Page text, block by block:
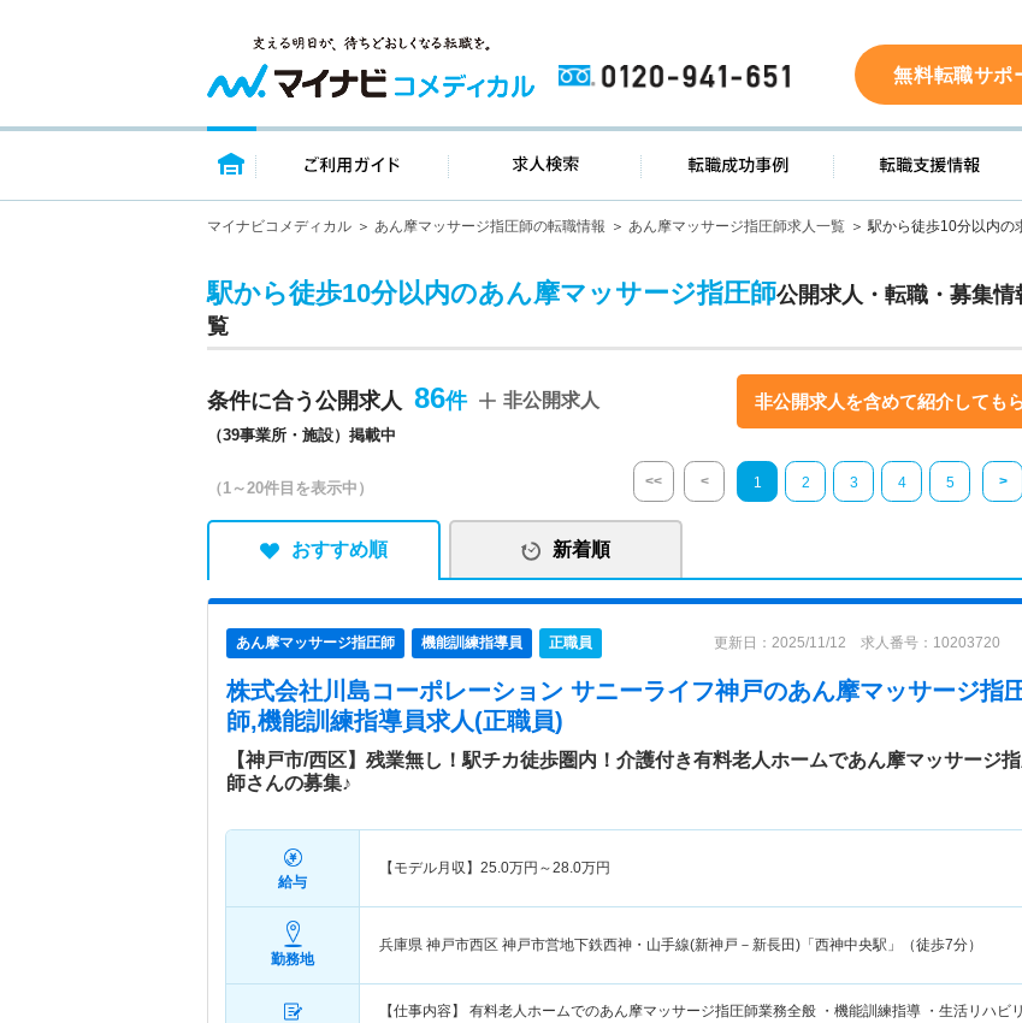
0120-941-651 無料転職サポ
トップページ ご利用ガイド 求人検索 転職成功事例
マイナビコメディカル あん摩マッサージ指圧師の転職情報 あん摩マッサージ指圧師求人一覧 駅から徒歩10分以内の
駅から徒歩10分以内のあん摩マッサージ指圧師公開求人・転職・募集情
覧
条件に合う公開求人 86
（39事業所・施設）掲載中
非公開求人 非公開求人を含めて紹介しても
（1～20件目を表示中） << < 1 2 3 4 5 >
おすすめ順 新着順
あん摩マッサージ指圧師 機能訓練指導員 正職員 更新日：2025/11/12 求人番号：10203720
株式会社川島コーポレーション サニーライフ神戸のあん摩マッサージ指
師,機能訓練指導員求人(正職員)
【神戸市/西区】残業無し！駅チカ徒歩圏内！介護付き有料老人ホームであん摩マッサージ
師さんの募集♪
給与
【モデル月収】 25.0万円～28.0万円
勤務地
兵庫県 神戸市西区 神戸市営地下鉄西神・山手線(新神戸－新長田)「西神中央駅」（徒歩7分）
【仕事内容】 有料老人ホームでのあん摩マッサージ指圧師業務全般 ・機能訓練指導 ・生活リハビリ